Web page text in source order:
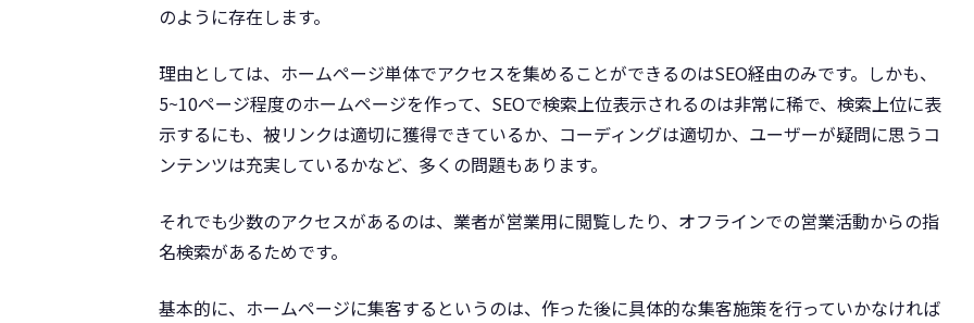
のように存在します。
理由としては、ホームページ単体でアクセスを集めることができるのはSEO経由のみです。しかも、
5~10ページ程度のホームページを作って、SEOで検索上位表示されるのは非常に稀で、検索上位に表
示するにも、被リンクは適切に獲得できているか、コーディングは適切か、ユーザーが疑問に思うコ
ンテンツは充実しているかなど、多くの問題もあります。
それでも少数のアクセスがあるのは、業者が営業用に閲覧したり、オフラインでの営業活動からの指
名検索があるためです。
基本的に、ホームページに集客するというのは、作った後に具体的な集客施策を行っていかなければ